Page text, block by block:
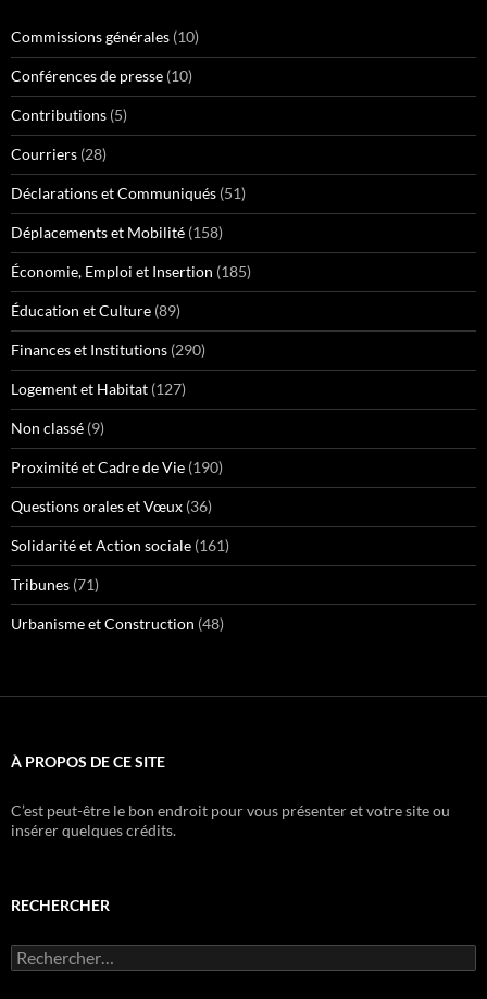
Commissions générales (10)
Conférences de presse (10)
Contributions (5)
Courriers (28)
Déclarations et Communiqués (51)
Déplacements et Mobilité (158)
Économie, Emploi et Insertion (185)
Éducation et Culture (89)
Finances et Institutions (290)
Logement et Habitat (127)
Non classé (9)
Proximité et Cadre de Vie (190)
Questions orales et Vœux (36)
Solidarité et Action sociale (161)
Tribunes (71)
Urbanisme et Construction (48)
À PROPOS DE CE SITE
C’est peut-être le bon endroit pour vous présenter et votre site ou
insérer quelques crédits.
RECHERCHER
Rechercher :